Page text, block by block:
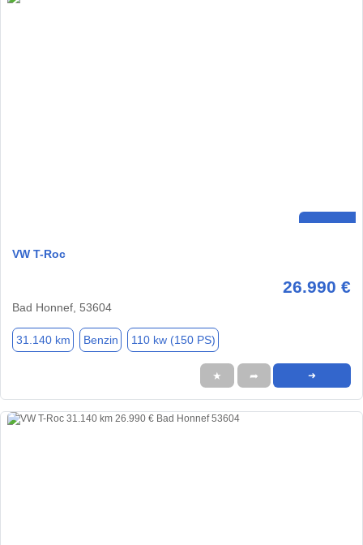
VW T-Roc
26.990 €
Bad Honnef, 53604
31.140 km Benzin 110 kw (150 PS)
★ ➦ ➜